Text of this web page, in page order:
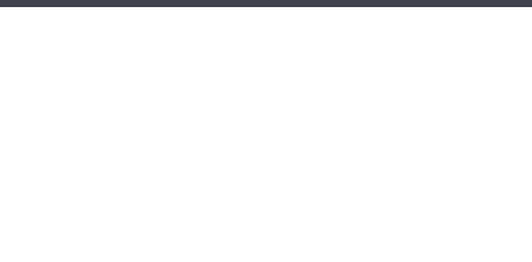
Время работы: